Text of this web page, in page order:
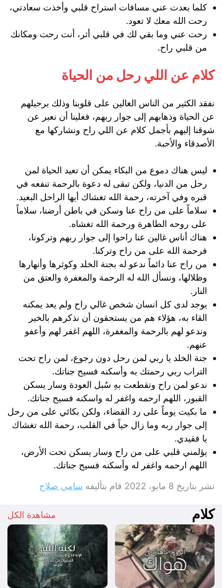
كلما بعدت عني مسافات استراح قلبي وأخذت سعادتي،
رحت الله معك لا تعود.
رحت عني وما بقي لك في قلبي أثر، أنت رحت ومكانك
من قلبي راح.
كلام عن اللي رحل من الحياة
نفقد الكثير من الناس الغالين على قلوبنا وذلك برحيلهم
عن الحياة وذهابهم إلى جوار ربهم، فعلينا أن نعبر عن
شوقنا إليهم بأجمل كلام عن اللي راح ونشاركها مع
الأصدقاء والأحبة.
ليس هناك دموع من البكاء يمكن أن تعيد الحياة لمن
رحل من الدنيا، ولكن تبقى له دعوة بالرحمة تنفعه في
قبره وفي آخرته، رحمة الله تغشاك أيها الراحل البعيد.
سلاماً على من راح عنا وسكن في باطن أرضنا، سلاماً
على روحه الطاهرة ورحمة الله تغشاه.
هناك أناس غالين عنا راحوا إلى جوار ربهم وتركونا،
فرحمة الله على من راح وتركنا.
من راح عنا دائماً ندعو له بجنة الخلد وكوثرها وأنهارها
وظلالها، ونسأل الله له الرحمة والمغفرة والعتق من
النار.
يوجد لدى كل انسان شخص غالي راح ولم يعد يمكنه
القاء به، هؤلاء هم من يستحقون أن نذكرهم بالخير
وندعو لهم بالرحمة والمغفرة، اللهم اغفر لهم وأعفو
عنهم.
جنة الخلد يا ربي لمن رحل دون رجوع، لمن راح تحت
التراب ربي رحمتك به وأسكنه فسيح جناتك.
ندعو لمن راح وتقطعت بهِ سُبل العودة وسار يسكن
القبور، اللهم ارحمه واغفر له واسكنه فسيح جناتك.
ما بكيت يوماً على رد القضاء، ولكن بكائي على من رحل
إلى جوار ربه وما زال حياً في القلب، رحمة الله تغشاك
يا فقيدي.
يؤلمني قلبي على من راح وسار يسكن تحت الأرض،
اللهم ارحمه واغفر له وأسكنه فسيح جناتك.
نشر بتاريخ 8 مايو، 2022 قام بتأليفه سامي صلاح
كلام مشاهدة الكل